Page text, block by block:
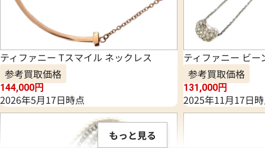
ティファニー Tスマイル ネックレス
参考買取価格
144,000円
2026年5月17日時点
ティファニー ビー
参考買取価格
131,000円
2025年11月17日
もっと見る